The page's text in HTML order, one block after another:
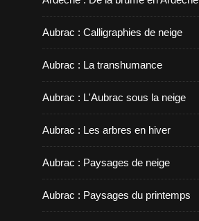
Aubrac : Calligraphies de neige
Aubrac : La transhumance
Aubrac : L'Aubrac sous la neige
Aubrac : Les arbres en hiver
Aubrac : Paysages de neige
Aubrac : Paysages du printemps